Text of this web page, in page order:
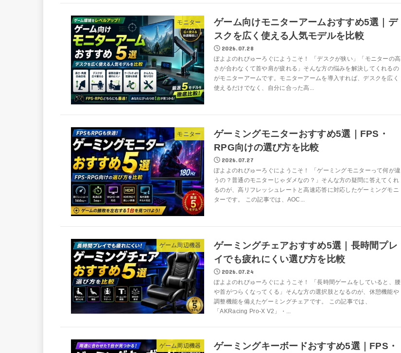
モニター
ゲーム向けモニターアームおすすめ5選｜デ
スクを広く使える人気モデルを比較
2026.07.28
ぽよよのれびゅーろぐにようこそ！ 「デスクが狭い」「モニターの高
さが合わなくて首や肩が疲れる」そんな方の悩みを解決してくれるの
がモニターアームです。モニターアームを導入すれば、デスクを広く
使えるだけでなく、自分に合った高...
モニター
ゲーミングモニターおすすめ5選｜FPS・
RPG向けの選び方を比較
2026.07.27
ぽよよのれびゅーろぐにようこそ！ 「ゲーミングモニターって何が違
うの？普通のモニターじゃダメなの？」そんな方の疑問に答えてくれ
るのが、高リフレッシュレートと高速応答に対応したゲーミングモニ
ターです。 この記事では、AOC...
ゲーム周辺機器
ゲーミングチェアおすすめ5選｜長時間プレ
イでも疲れにくい選び方を比較
2026.07.24
ぽよよのれびゅーろぐにようこそ！ 「長時間ゲームをしていると、腰
や首がつらくなってくる」そんな方の選択肢となるのが、休憩機能や
調整機能を備えたゲーミングチェアです。 この記事では、
「AKRacing Pro-X V2」・...
ゲーム周辺機器
ゲーミングキーボードおすすめ5選｜FPS・